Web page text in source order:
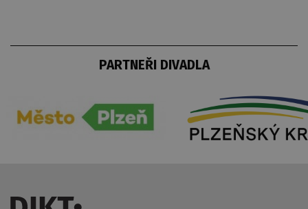
PARTNEŘI DIVADLA